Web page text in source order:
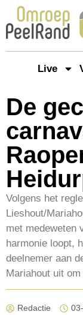
Live
De
Volgens het
Lieshout/
met medeweten
harmonie loopt,
deelnemer aan
Mariahout uit
Redactie